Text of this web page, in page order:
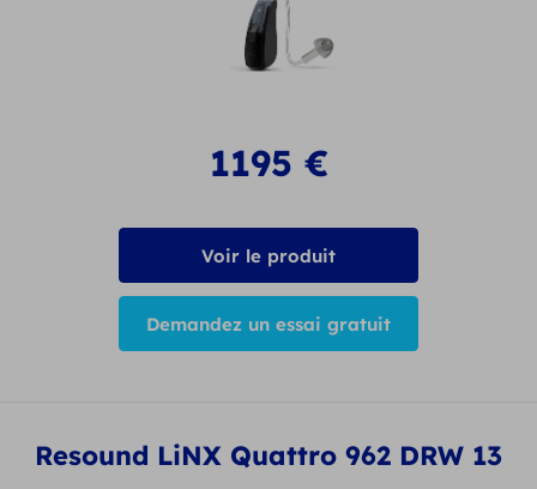
1195 €
Voir le produit
Demandez un essai gratuit
Resound LiNX Quattro 962 DRW 13